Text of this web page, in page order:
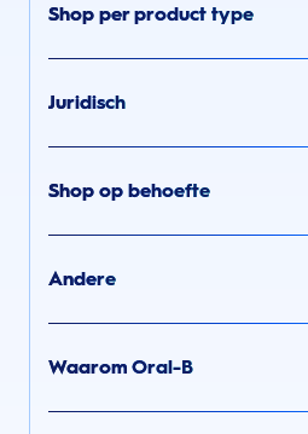
Shop per product type
Juridisch
Shop op behoefte
Andere
Waarom Oral-B